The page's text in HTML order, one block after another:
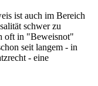
ist auch im Bereich
schwer zu
oft in "Beweisnot"
seit langem - in
- eine